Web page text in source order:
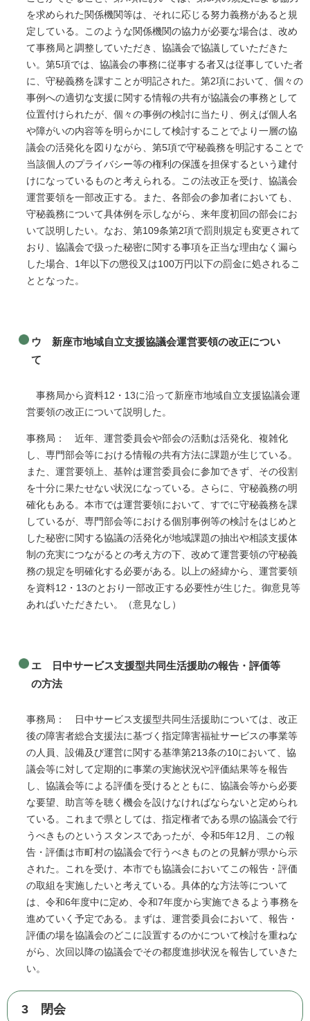
を求められた関係機関等は、それに応じる努力義務があると規
定している。このような関係機関の協力が必要な場合は、改め
て事務局と調整していただき、協議会で協議していただきた
い。第5項では、協議会の事務に従事する者又は従事していた者
に、守秘義務を課すことが明記された。第2項において、個々の
事例への適切な支援に関する情報の共有が協議会の事務として
位置付けられたが、個々の事例の検討に当たり、例えば個人名
や障がいの内容等を明らかにして検討することでより一層の協
議会の活発化を図りながら、第5項で守秘義務を明記することで
当該個人のプライバシー等の権利の保護を担保するという建付
けになっているものと考えられる。この法改正を受け、協議会
運営要領を一部改正する。また、各部会の参加者においても、
守秘義務について具体例を示しながら、来年度初回の部会にお
いて説明したい。なお、第109条第2項で罰則規定も変更されて
おり、協議会で扱った秘密に関する事項を正当な理由なく漏ら
した場合、1年以下の懲役又は100万円以下の罰金に処されるこ
ととなった。
ウ 新座市地域自立支援協議会運営要領の改正につい
て
事務局から資料12・13に沿って新座市地域自立支援協議会運
営要領の改正について説明した。
事務局： 近年、運営委員会や部会の活動は活発化、複雑化
し、専門部会等における情報の共有方法に課題が生じている。
また、運営要領上、基幹は運営委員会に参加できず、その役割
を十分に果たせない状況になっている。さらに、守秘義務の明
確化もある。本市では運営要領において、すでに守秘義務を課
しているが、専門部会等における個別事例等の検討をはじめと
した秘密に関する協議の活発化が地域課題の抽出や相談支援体
制の充実につながるとの考え方の下、改めて運営要領の守秘義
務の規定を明確化する必要がある。以上の経緯から、運営要領
を資料12・13のとおり一部改正する必要性が生じた。御意見等
あればいただきたい。（意見なし）
エ 日中サービス支援型共同生活援助の報告・評価等
の方法
事務局： 日中サービス支援型共同生活援助については、改正
後の障害者総合支援法に基づく指定障害福祉サービスの事業等
の人員、設備及び運営に関する基準第213条の10において、協
議会等に対して定期的に事業の実施状況や評価結果等を報告
し、協議会等による評価を受けるとともに、協議会等から必要
な要望、助言等を聴く機会を設けなければならないと定められ
ている。これまで県としては、指定権者である県の協議会で行
うべきものというスタンスであったが、令和5年12月、この報
告・評価は市町村の協議会で行うべきものとの見解が県から示
された。これを受け、本市でも協議会においてこの報告・評価
の取組を実施したいと考えている。具体的な方法等について
は、令和6年度中に定め、令和7年度から実施できるよう事務を
進めていく予定である。まずは、運営委員会において、報告・
評価の場を協議会のどこに設置するのかについて検討を重ねな
がら、次回以降の協議会でその都度進捗状況を報告していきた
い。
3 閉会